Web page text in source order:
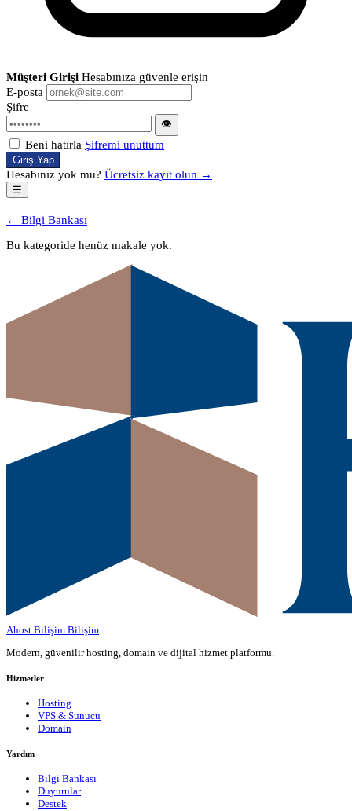
Müşteri Girişi Hesabınıza güvenle erişin
E-posta
Şifre
👁
Beni hatırla Şifremi unuttum
Giriş Yap
Hesabınız yok mu? Ücretsiz kayıt olun →
☰
← Bilgi Bankası
Bu kategoride henüz makale yok.
Ahost Bilişim Bilişim
Modern, güvenilir hosting, domain ve dijital hizmet platformu.
Hizmetler
Hosting
VPS & Sunucu
Domain
Yardım
Bilgi Bankası
Duyurular
Destek